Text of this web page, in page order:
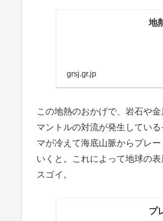
地
grsj.gr.jp
この地熱のおかげで、岩石や
マントルの対流が発生してい
マが冷えて海底山脈からプレ
いくと。これによって地球の
スゴイ。
プ